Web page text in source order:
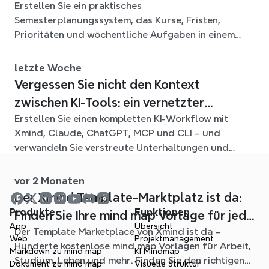
bleiben
Erstellen Sie ein praktisches
Semesterplanungssystem, das Kurse, Fristen,
Prioritäten und wöchentliche Aufgaben in einem
verbindet.
letzte Woche
Vergessen Sie nicht den Kontext
zwischen KI-Tools: ein vernetzter
Workflow mit Xmind
Erstellen Sie einen kompletten KI-Workflow mit
Xmind, Claude, ChatGPT, MCP und CLI – und
verwandeln Sie verstreute Unterhaltungen und
vor 2 Monaten
Der Xmind Template-Marktplatz ist da:
Finden Sie Ihre mind map Vorlage für jede
Situation
Der Template Marketplace von Xmind ist da –
Hunderte kostenlose mind map Vorlagen für Arbeit,
Studium, Leben und mehr. Finden Sie den richtigen
Produkte
App
Web
Markdown zu mind map
Dokument zu mind map
Funktionen
Übersicht
Projektmanagement
KI Mindmap
Visuelle Struktur